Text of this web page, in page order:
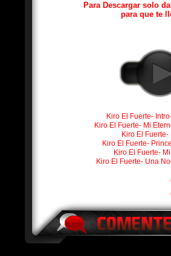
Para Descargar solo
para que te
Kiro El Fuerte-
Kiro El Fuerte- Mi
Kiro El
Kiro El Fuerte-
Kiro El Fuerte-
Kiro El Fuerte- Una